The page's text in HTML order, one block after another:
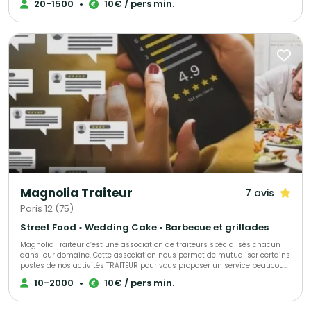
Recettes élégantes, parfois oubliées et souvent surprenantes, toujours
l'organisation de réception.
20-1500 • 10€ / pers min.
Magnolia Traiteur 7 avis
Paris 12 (75)
Street Food • Wedding Cake • Barbecue et grillades
Magnolia Traiteur c’est une association de traiteurs spécialisés chacun
dans leur domaine. Cette association nous permet de mutualiser certains
postes de nos activités TRAITEUR pour vous proposer un service beaucoup
plus performant à tous les niveaux, LES AVANTAGES pour mieux vous
servir : - Un standard commun pour une réponse immédiate à vos10-2000 • 10€ / pers min.